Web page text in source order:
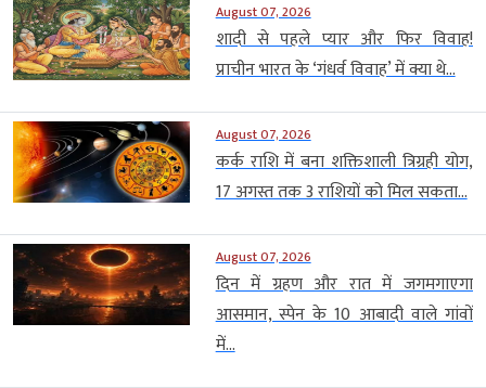
August 07, 2026
शादी से पहले प्यार और फिर विवाह!
प्राचीन भारत के ‘गंधर्व विवाह’ में क्या थे...
August 07, 2026
कर्क राशि में बना शक्तिशाली त्रिग्रही योग,
17 अगस्त तक 3 राशियों को मिल सकता...
August 07, 2026
दिन में ग्रहण और रात में जगमगाएगा
आसमान, स्पेन के 10 आबादी वाले गांवों
में...